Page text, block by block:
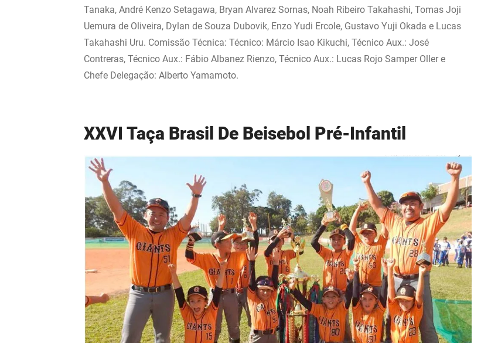
Tanaka, André Kenzo Setagawa, Bryan Alvarez Sornas, Noah Ribeiro Takahashi, Tomas Joji
Uemura de Oliveira, Dylan de Souza Dubovik, Enzo Yudi Ercole, Gustavo Yuji Okada e Lucas
Takahashi Uru. Comissão Técnica: Técnico: Márcio Isao Kikuchi, Técnico Aux.: José
Contreras, Técnico Aux.: Fábio Albanez Rienzo, Técnico Aux.: Lucas Rojo Samper Oller e
Chefe Delegação: Alberto Yamamoto.
XXVI Taça Brasil De Beisebol Pré-Infantil